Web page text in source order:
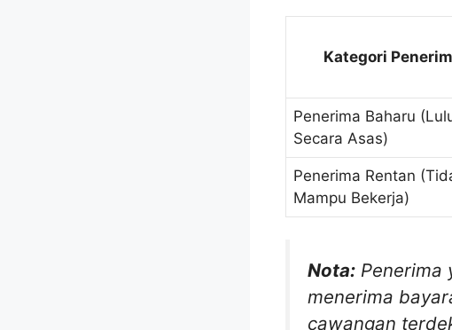
Kategori
Penerima Baharu
Secara Asas)
Penerima Rentan
Mampu Bekerja)
Nota: Penerima
menerima
cawangan